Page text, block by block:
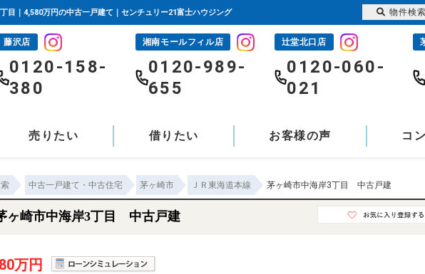
｜4,580万円の中古一戸建て｜センチュリー21富士ハウジング
藤沢店
0120-158-
380
湘南モールフィル店
0120-989-
655
辻堂北口店
0120-060-
021
売りたい 借りたい お客様の声 コ
中古一戸建て・中古住宅 茅ヶ崎市 ＪＲ東海道本線 茅ヶ崎市中海岸3丁目 中古戸建
ヶ崎市中海岸3丁目 中古戸建
万円
物件検